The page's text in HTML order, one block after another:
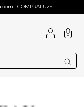
1COMPRALU26
0